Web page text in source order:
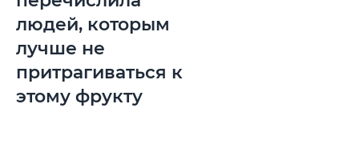
людей, которым
лучше не
притрагиваться к
этому фрукту